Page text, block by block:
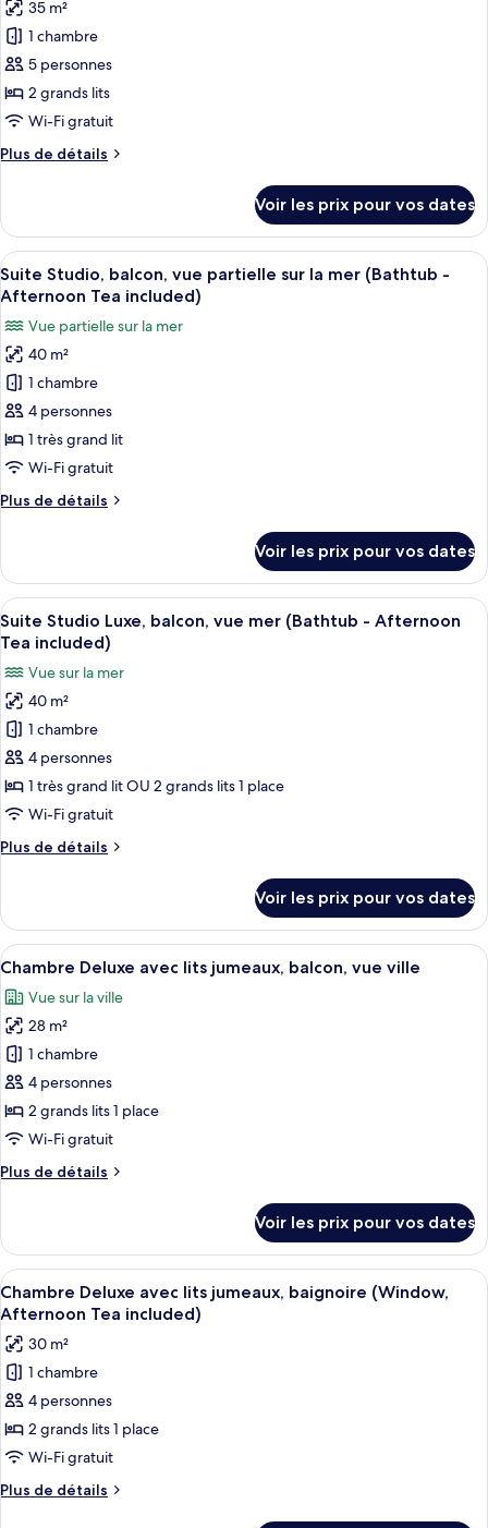
(Window,
Afternoon
Tea
Included)
Chambre
Triple
Premier
»,
baignoire
(Window,
Afternoon
les
photos
pour
ce
type
chambre :
(Executive
-
Afternoon
Tea
included)
35 m²
1 chambre
5 personnes
2 grands lits
Wi-Fi gratuit
Plus de détails
Plus
le
type
de
chambre
Familiale
(Executive
Afternoon
Tea
Voir les prix pour vos dates
Afficher
toutes
photos
pour
ce
type
de
chambre :
Studio,
partielle
sur
la
mer
(Bathtub
-
Afternoon
Tea
included)
Une chambre d’hôtel avec un
12
Suite Studio, balcon, vue partielle sur la mer (Bathtub -
Afternoon Tea included)
Vue partielle sur la mer
40 m²
1 chambre
4 personnes
1 très grand lit
Wi-Fi gratuit
Plus de détails
Plus
le
type
de
chambre
Studio,
balcon,
vue
partielle
sur
mer
(Bathtub
Afternoon
Voir les prix pour vos dates
Afficher
toutes
photos
pour
ce
type
de
chambre :
Studio
vue
mer
(Bathtub
-
Afternoon
Tea
included)
Une chambre d’hôtel avec un grand
10
Suite Studio Luxe, balcon, vue mer (Bathtub - Afternoon
Tea included)
Vue sur la mer
40 m²
1 chambre
4 personnes
1 très grand lit OU 2 grands lits 1 place
Wi-Fi gratuit
Plus de détails
Plus
le
type
de
Suite
Studio
Luxe,
balcon,
vue
mer
(Bathtub
-
Tea
Voir les prix pour vos dates
Afficher
toutes
les
photos
pour
ce
type
de
chambre :
Chambre
lits
jumeaux,
balcon,
vue
ville
Une chambre d’hôtel avec deux
9
Chambre Deluxe avec lits jumeaux, balcon, vue ville
Vue sur la ville
28 m²
1 chambre
4 personnes
2 grands lits 1 place
Wi-Fi gratuit
Plus de détails
Plus
le
type
de
chambre
Deluxe
avec
lits
jumeaux,
balcon,
ville
Voir les prix pour vos dates
Afficher
toutes
les
photos
pour
ce
type
de
chambre :
Chambre
Une chambre d’hôtel avec deux lits,
12
Chambre Deluxe avec lits jumeaux, baignoire (Window,
Afternoon Tea included)
30 m²
1 chambre
4 personnes
2 grands lits 1 place
Wi-Fi gratuit
Plus de détails
Plus